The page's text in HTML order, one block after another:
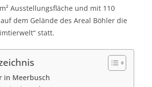
Ausstellungsfläche und mit 110
dem Gelände des Areal Böhler die
statt.
in Meerbusch